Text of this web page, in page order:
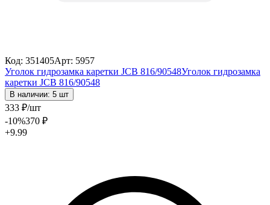
Код: 351405Арт: 5957
Уголок гидрозамка каретки JCB 816/90548Уголок гидрозамка
каретки JCB 816/90548
В наличии: 5 шт
333 ₽/шт
-10%370 ₽
+9.99